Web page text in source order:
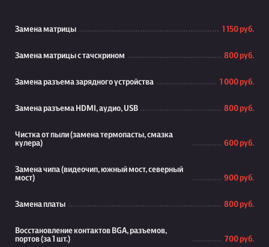
Замена матрицы 1 150 руб.
Замена матрицы с тачскрином 800 руб.
Замена разъема зарядного устройства 1 000 руб.
Замена разъема HDMI, аудио, USB 800 руб.
Чистка от пыли (замена термопасты, смазка
кулера)
600 руб.
Замена чипа (видеочип, южный мост, северный
мост)
900 руб.
Замена платы 800 руб.
Восстановление контактов BGA, разъемов,
портов (за 1 шт.)
700 руб.